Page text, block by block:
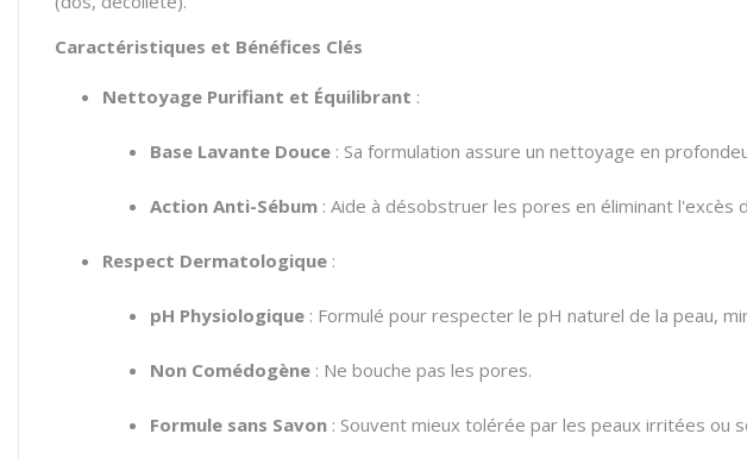
Caractéristiques et Bénéfices Clés
Nettoyage Purifiant et Équilibrant :
Base Lavante Douce : Sa formulation assure un nettoyage en
Action Anti-Sébum : Aide à désobstruer les pores en éliminant l'excès
Respect Dermatologique :
pH Physiologique : Formulé pour respecter le pH naturel de la peau,
Non Comédogène : Ne bouche pas les pores.
Formule sans Savon : Souvent mieux tolérée par les peaux irritées ou